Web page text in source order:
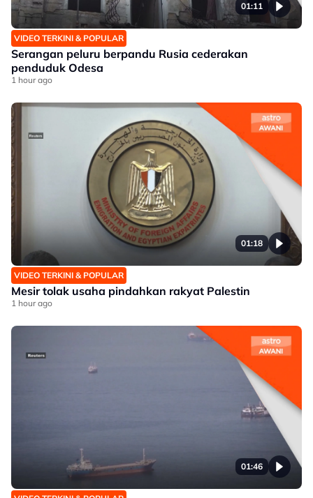
01:11
VIDEO TERKINI & POPULAR
Serangan peluru berpandu Rusia cederakan
penduduk Odesa
1 hour ago
01:18
VIDEO TERKINI & POPULAR
Mesir tolak usaha pindahkan rakyat Palestin
1 hour ago
01:46